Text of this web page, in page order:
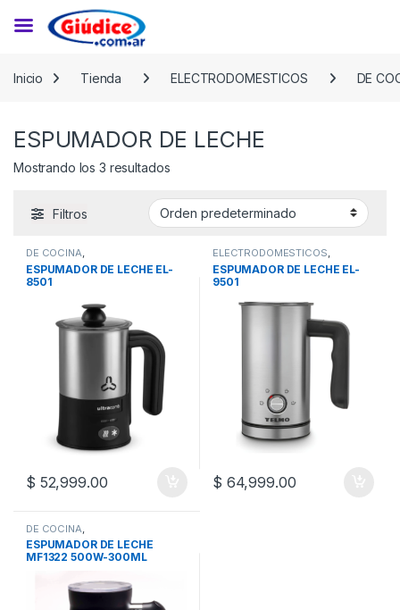
Inicio
Tienda ELECTRODOMESTICOS DE
ESPUMADOR DE LECHE
Mostrando los 3 resultados
Filtros
DE COCINA,
ELECTRODOMESTICOS,
ESPUMADOR DE LECHE
ESPUMADOR DE LECHE EL-
8501
$ 52,999.00
ELECTRODOMESTICOS,
ESPUMADOR DE LECHE
ESPUMADOR DE LECHE EL-
9501
$ 64,999.00
DE COCINA
ELECTRODOMESTICOS,
ESPUMADOR DE LECHE
ESPUMADOR DE LECHE
MF1322 500W-300ML